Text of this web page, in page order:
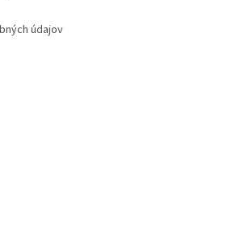
údajov